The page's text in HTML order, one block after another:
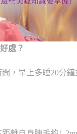
處？
，早上多睡20分